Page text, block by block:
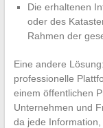
Die erhaltenen
oder des
Rahmen der
Eine andere
professionelle
einem öffentlichen
Unternehmen und
da jede